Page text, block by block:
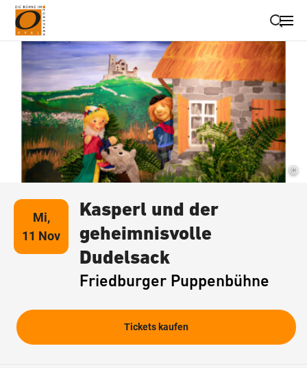
Suche schließen
Wegbeschreibung erhalten
©
Mi,
11 Nov
Kasperl und der
geheimnisvolle
Dudelsack
Friedburger Puppenbühne
Tickets kaufen